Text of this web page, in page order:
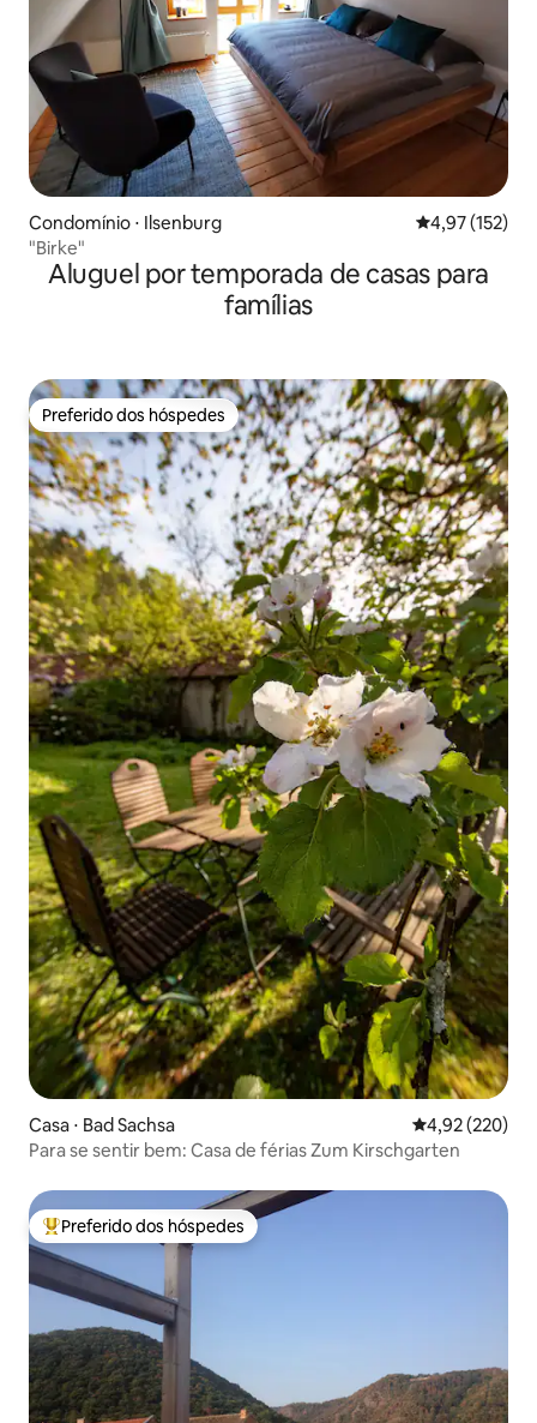
Condomínio ⋅ Ilsenburg 4,97 de uma
4,97 (152)
"Birke"
Aluguel por temporada de casas para
famílias
Preferido dos hóspedes
Preferido dos hóspedes
Casa ⋅ Bad Sachsa 4,92 de uma
4,92 (220)
Para se sentir bem: Casa de férias Zum Kirschgarten
Entre os melhores preferidos dos hóspedes
Preferido dos hóspedes